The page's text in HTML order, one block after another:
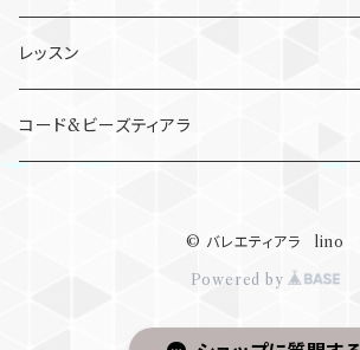
レッスン
コード&ビーズティアラ
© バレエティアラ lino
Powered by